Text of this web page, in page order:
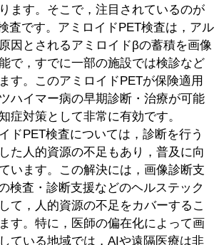
ます。そこで，注目されているのが
査です。アミロイドPET検査は，アル
因とされるアミロイドβの蓄積を画像
で，すでに一部の施設では検診など
す。このアミロイドPETが保険適用
ハイマー病の早期診断・治療が可能
症対策として非常に有効です。
ドPET検査については，診断を行う
た人的資源の不足もあり，普及に向
います。この解決には，画像診断支
検査・診断支援などのヘルステック
て，人的資源の不足をカバーするこ
す。特に，医師の偏在化によって画
ている地域では，AIや遠隔医療は非